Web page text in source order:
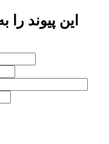
این پیوند